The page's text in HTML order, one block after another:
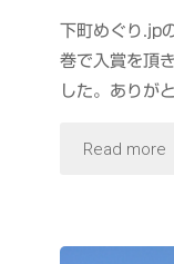
下町めぐり.jp
巻で入賞を頂
した。ありが
Read more